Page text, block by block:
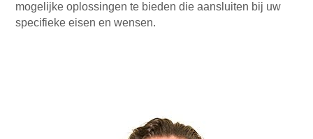
mogelijke oplossingen te bieden die aansluiten bij uw
specifieke eisen en wensen.